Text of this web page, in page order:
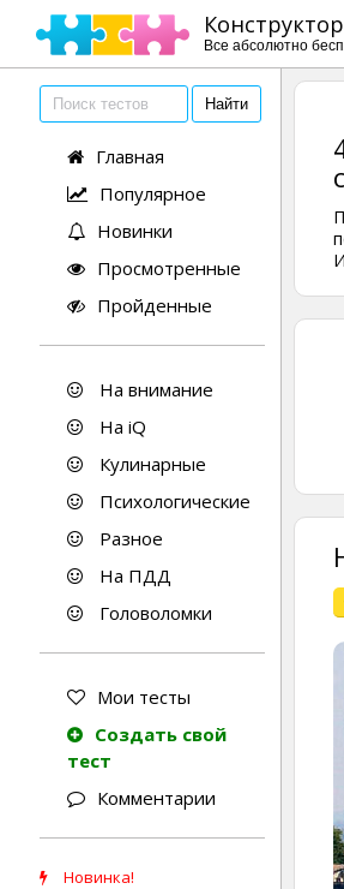
Все абсолютно
Главная
Популярное
Новинки
Просмотренные
Пройденные
На внимание
На iQ
Кулинарные
Психологические
Разное
На ПДД
Головоломки
Мои тесты
Создать свой
тест
Комментарии
Новинка!